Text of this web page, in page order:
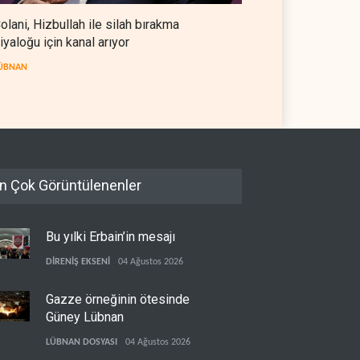
Hizbullah ile silah bırakma
için kanal arıyor
Çok Görüntülenenler
Bu yılki Erbain’in mesajı
DİRENİŞ EKSENİ 04 Ağustos 2026
Gazze örneğinin ötesinde
Güney Lübnan
LÜBNAN DOSYASI 04 Ağustos 2026